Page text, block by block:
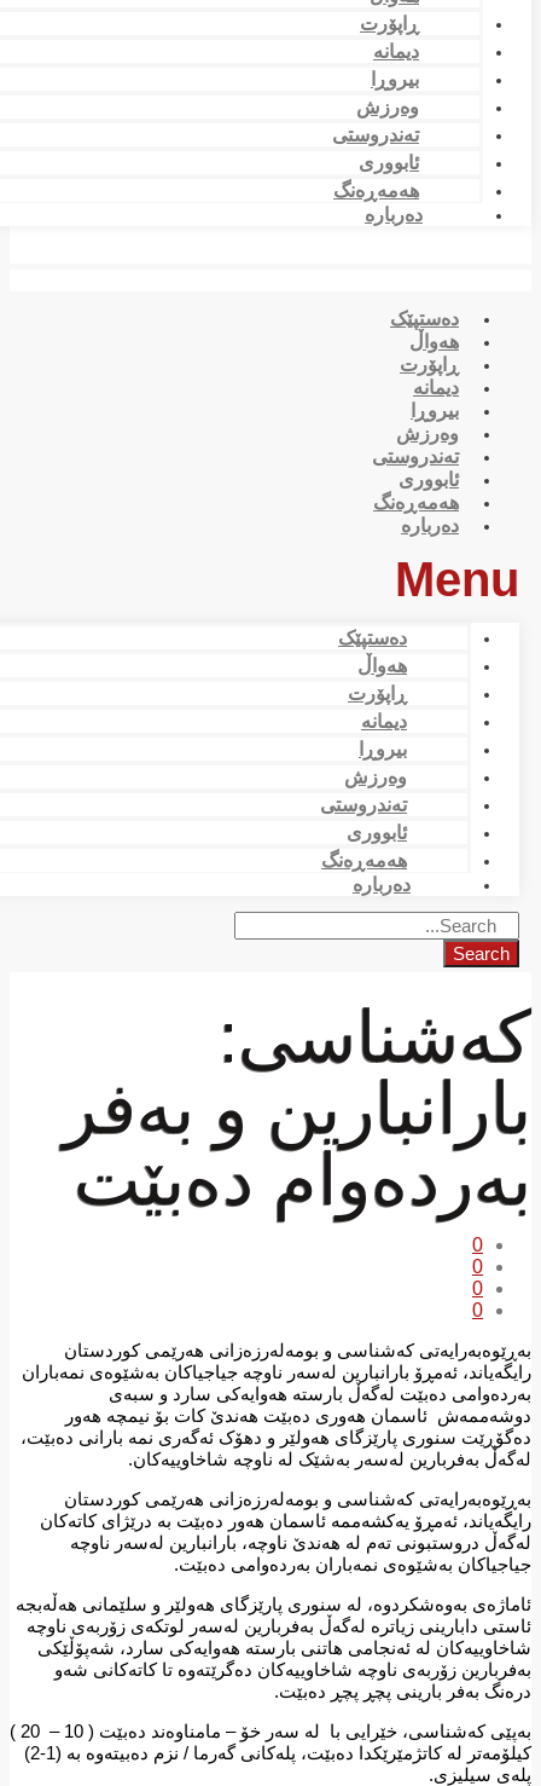
ڕاپۆرت
دیمانە
بیروڕا
وەرزش
تەندروستی
ئابووری
هەمەڕەنگ
دەربارە
دەستپێک
هەواڵ
ڕاپۆرت
دیمانە
بیروڕا
وەرزش
تەندروستی
ئابووری
هەمەڕەنگ
دەربارە
Menu
دەستپێک
هەواڵ
ڕاپۆرت
دیمانە
بیروڕا
وەرزش
تەندروستی
ئابووری
هەمەڕەنگ
دەربارە
Search
و به‌فر
ده‌بێت
0
0
0
0
كه‌شناسی و بومه‌له‌رزه‌زانی هه‌رێمی كوردستان
ئه‌مڕۆ بارانبارین لەسەر ناوچە جیاجیاکان بەشێوەی نمەباران
دەبێت له‌گه‌ڵ بارستە هەوایەکی سارد و سبه‌ی
ئاسمان هەوری دەبێت هەندێ کات بۆ نیمچە هەور
سنوری پارێزگای هەولێر و دهۆک ئەگەری نمە بارانی دەبێت،
بەفربارین لەسەر بەشێک لە ناوچە شاخاوییەکان.
كه‌شناسی و بومه‌له‌رزه‌زانی هه‌رێمی كوردستان
ئەمڕۆ یەکشەممە ئاسمان هەور دەبێت بە درێژای کاتەکان
دروستبونی تەم لە هەندێ ناوچە، بارانبارین لەسەر ناوچە
بەشێوەی نمەباران بەردەوامی دەبێت.
به‌وه‌شكردوه‌، له‌ سنوری پارێزگای هەولێر و سلێمانی هەڵەبجە
دابارینی زیاترە لەگەڵ بەفربارین لەسەر لوتکەی زۆربەی ناوچە
لە ئەنجامی هاتنی بارستە هەوایەکی سارد، شەپۆڵێکی
زۆربەی ناوچە شاخاوییەکان دەگرێتەوە تا کاتەکانی شەو
بەفر بارینی پچڕ پچڕ دەبێت.
به‌پێی كه‌شناسی، خێرایی با لە سەر خۆ – مامناوەند دەبێت ( 10 – 20 )
كیلۆمه‌تر له‌ كاتژمێرێكدا ده‌بێت، پلەکانی گەرما / نزم دەبیتەوە بە (1-2)
سیلیزی.